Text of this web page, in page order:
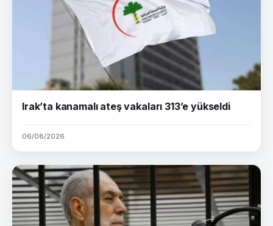
Irak’ta kanamalı ateş vakaları 313’e yükseldi
06/08/2026